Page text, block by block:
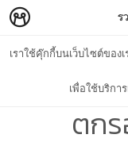
เราใช้คุ๊กกี้บนเว็บไซต์ขอ
เพื่อใช้บริกา
ร
#แปลเ
ตก